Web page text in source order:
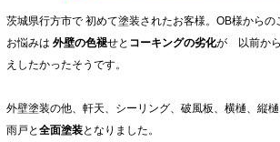
茨城県行方市で 初めて塗装されたお客様。OB様からの
お悩みは 外壁の色褪せと コーキングの劣化が 以前から
えしたかったそうです。
外壁塗装の他、軒天、シーリング、破風板、横樋、縦樋
雨戸と全面塗装となりました。